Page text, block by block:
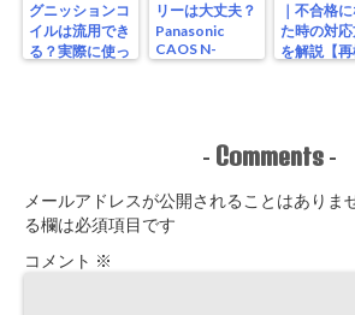
グニッションコ
イルは流用でき
る？実際に使っ
リーは大丈夫？
Panasonic
CAOS N-
S115/A4を実測
｜不合格
た時の対
を解説【
- Comments -
メールアドレスが公開されることはありま
る欄は必須項目です
コメント ※